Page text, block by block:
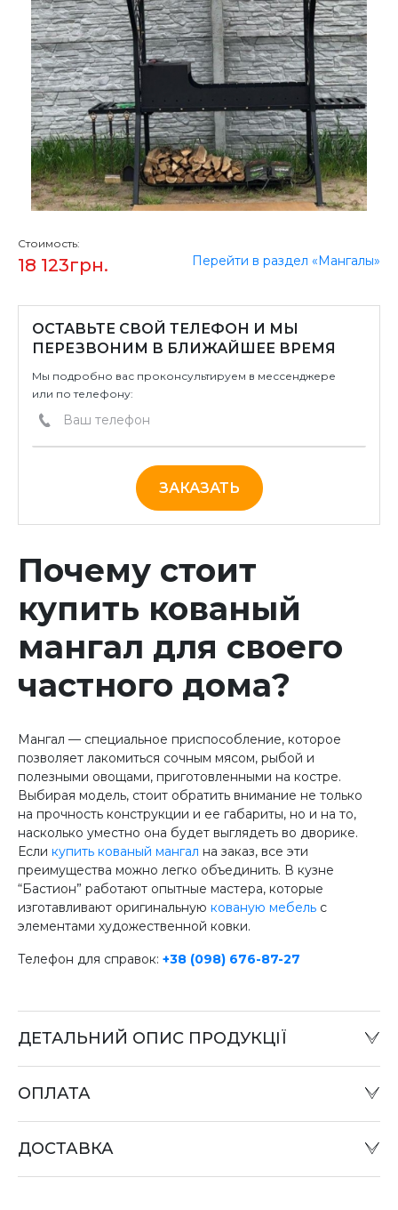
Стоимость:
18 123грн. Перейти в раздел «Мангалы»
ОСТАВЬТЕ СВОЙ ТЕЛЕФОН И МЫ
ПЕРЕЗВОНИМ В БЛИЖАЙШЕЕ ВРЕМЯ
Мы подробно вас проконсультируем в мессенджере
или по телефону:
ЗАКАЗАТЬ
Почему стоит
купить кованый
мангал для своего
частного дома?
Мангал — специальное приспособление, которое
позволяет лакомиться сочным мясом, рыбой и
полезными овощами, приготовленными на костре.
Выбирая модель, стоит обратить внимание не только
на прочность конструкции и ее габариты, но и на то,
насколько уместно она будет выглядеть во дворике.
Если купить кованый мангал на заказ, все эти
преимущества можно легко объединить. В кузне
“Бастион” работают опытные мастера, которые
изготавливают оригинальную кованую мебель с
элементами художественной ковки.
Телефон для справок: +38 (098) 676-87-27
ДЕТАЛЬНИЙ ОПИС ПРОДУКЦІЇ
или при отправке «Наложенным платежом» в
ОПЛАТА
ДОСТАВКА